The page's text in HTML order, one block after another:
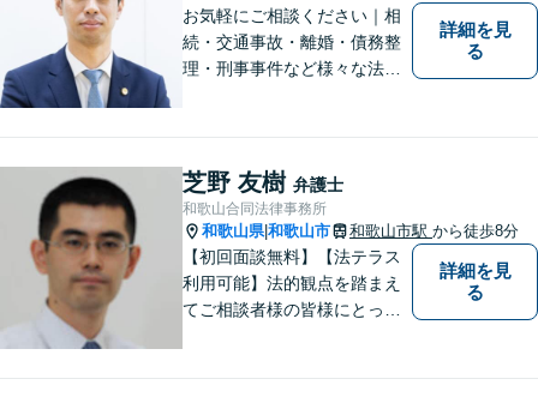
応】
お気軽にご相談ください｜相
続・交通事故・離婚・債務整
理・刑事事件など様々な法律
日・オンライン相談OK（要予
約）｜丁寧な報告とスピード
対応で安心をお届けします
詳細を見
る
芝野 友樹 弁護士
和歌山合同法律事務所
和歌山県|和歌山市 和歌山市駅 から徒歩8分
【初回面談無料】【法テラス
利用可能】法的観点を踏まえ
てご相談者様の皆様にとって
詳細を見
る